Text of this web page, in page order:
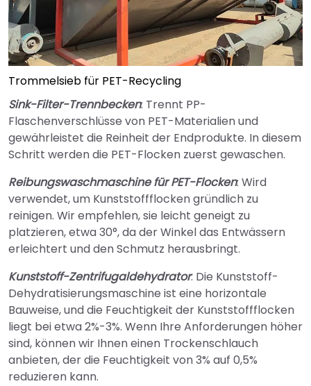
Trommelsieb für PET-Recycling
Sink-Filter-Trennbecken: Trennt PP-
Flaschenverschlüsse von PET-Materialien und
gewährleistet die Reinheit der Endprodukte. In diesem
Schritt werden die PET-Flocken zuerst gewaschen.
Reibungswaschmaschine für PET-Flocken: Wird
verwendet, um Kunststoffflocken gründlich zu
reinigen. Wir empfehlen, sie leicht geneigt zu
platzieren, etwa 30°, da der Winkel das Entwässern
erleichtert und den Schmutz herausbringt.
Kunststoff-Zentrifugaldehydrator: Die Kunststoff-
Dehydratisierungsmaschine ist eine horizontale
Bauweise, und die Feuchtigkeit der Kunststoffflocken
liegt bei etwa 2%-3%. Wenn Ihre Anforderungen höher
sind, können wir Ihnen einen Trockenschlauch
anbieten, der die Feuchtigkeit von 3% auf 0,5%
reduzieren kann.